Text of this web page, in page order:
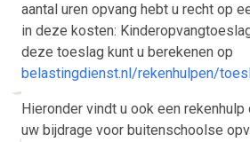
aantal uren opvang hebt u recht op
in deze kosten:
deze toeslag kunt u berekenen op
belastingdienst.nl/rekenhulpen/
Hieronder vindt u ook een
uw bijdrage voor buitenschoolse